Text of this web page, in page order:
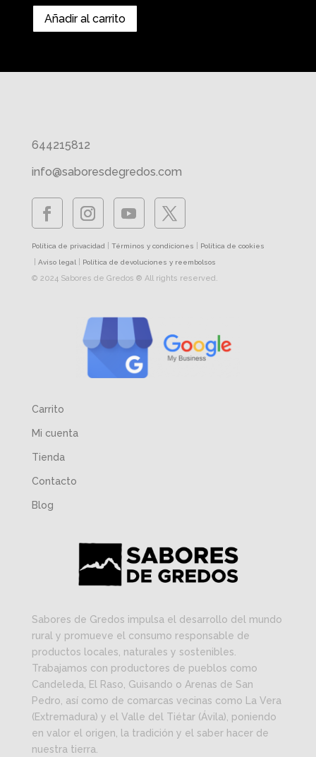
Añadir al carrito
644215812
info@saboresdegredos.com
Política de privacidad Términos y condiciones Política de cookies
Aviso legal| Política de devoluciones y reembolsos
© 2024 Sabores de Gredos ® All rights reserved.
Carrito
Mi cuenta
Tienda
Contacto
Blog
Sabores de Gredos impulsa el desarrollo del mundo
rural y promueve el consumo responsable de
productos locales, naturales y sostenibles.
Trabajamos con productores de pueblos como
Candeleda, El Raso, Guisando o Arenas de San
Pedro, así como de comarcas vecinas como La Vera
(Extremadura) y el Valle del Tiétar (Ávila), poniendo
en valor el origen, la tradición y el saber hacer de
nuestra tierra.